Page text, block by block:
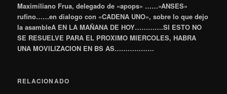
Maximiliano Frua, delegado de «apops» ……»ANSES»
rufino……en dialogo con «CADENA UNO», sobre lo que dejo
la asambleA EN LA MAÑANA DE HOY………….SI ESTO NO
SE RESUELVE PARA EL PROXIMO MIERCOLES, HABRA
UNA MOVILIZACION EN BS AS………………
RELACIONADO